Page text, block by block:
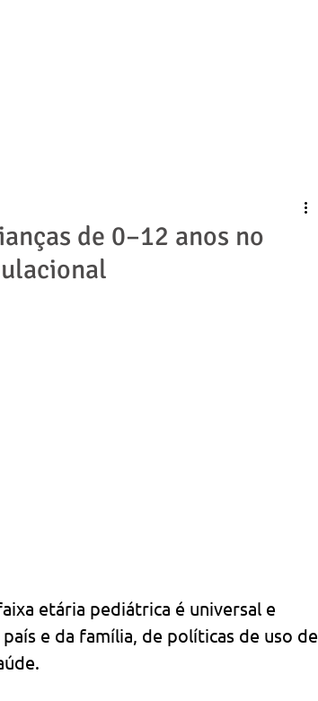
de 0–12 anos no
etária pediátrica é universal e
e da família, de políticas de uso de